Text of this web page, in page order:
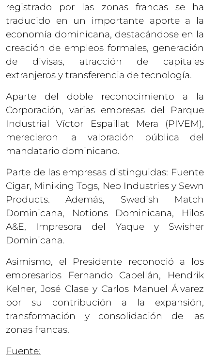
registrado por las zonas francas se ha
traducido en un importante aporte a la
economía dominicana, destacándose en la
creación de empleos formales, generación
de divisas, atracción de capitales
extranjeros y transferencia de tecnología.
Aparte del doble reconocimiento a la
Corporación, varias empresas del Parque
Industrial Víctor Espaillat Mera (PIVEM),
merecieron la valoración pública del
mandatario dominicano.
Parte de las empresas distinguidas: Fuente
Cigar, Miniking Togs, Neo Industries y Sewn
Products. Además, Swedish Match
Dominicana, Notions Dominicana, Hilos
A&E, Impresora del Yaque y Swisher
Dominicana.
Asimismo, el Presidente reconoció a los
empresarios Fernando Capellán, Hendrik
Kelner, José Clase y Carlos Manuel Álvarez
por su contribución a la expansión,
transformación y consolidación de las
zonas francas.
Fuente: